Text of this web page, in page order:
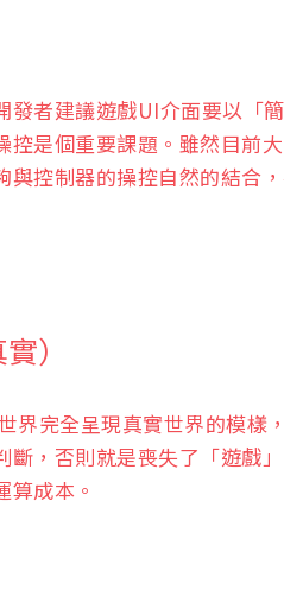
者建議遊戲UI介面要以「
是個重要課題。雖然目前
控制器的操控自然的結合
）
界完全呈現真實世界的模樣
，否則就是喪失了「遊戲
成本。